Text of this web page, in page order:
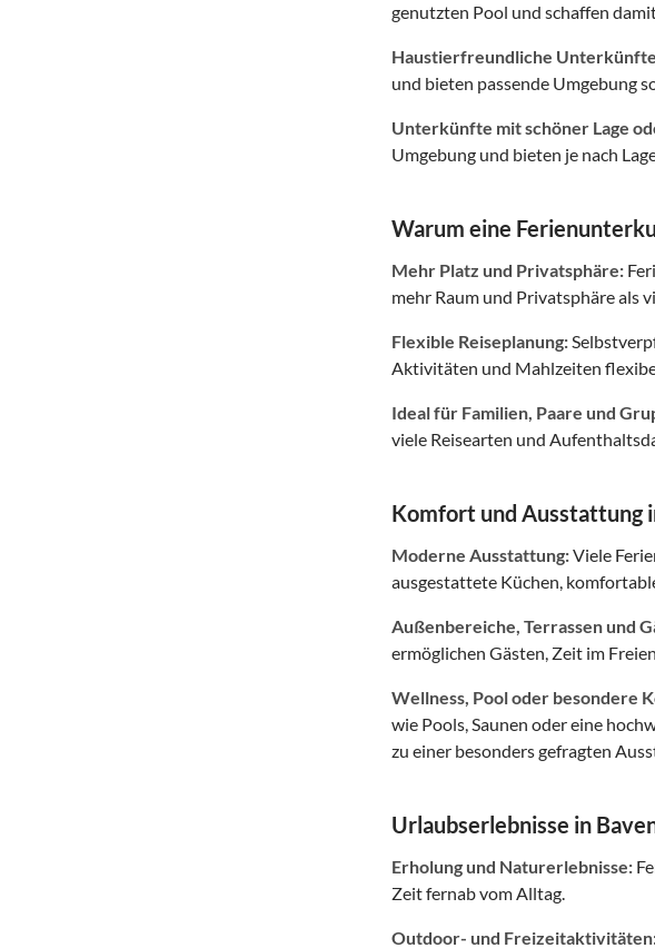
genutzten Pool und schaffen
Haustierfreundliche
und bieten passende Umgebung
Unterkünfte mit schöner Lage
Umgebung und bieten je nach
Warum eine
Mehr Platz und Privatsphäre:
mehr Raum und Privatsphäre als
Flexible Reiseplanung:
Aktivitäten und Mahlzeiten
Ideal für Familien, Paare und
viele Reisearten und
Komfort und Ausstattung
Moderne Ausstattung:Viele
ausgestattete Küchen,
Außenbereiche, Terrassen und
ermöglichen Gästen, Zeit im
Wellness, Pool oder besondere
wie Pools, Saunen oder eine
zu einer besonders gefragten
Urlaubserlebnisse in
Erholung und Naturerlebnisse:
Zeit fernab vom Alltag.
Outdoor- und